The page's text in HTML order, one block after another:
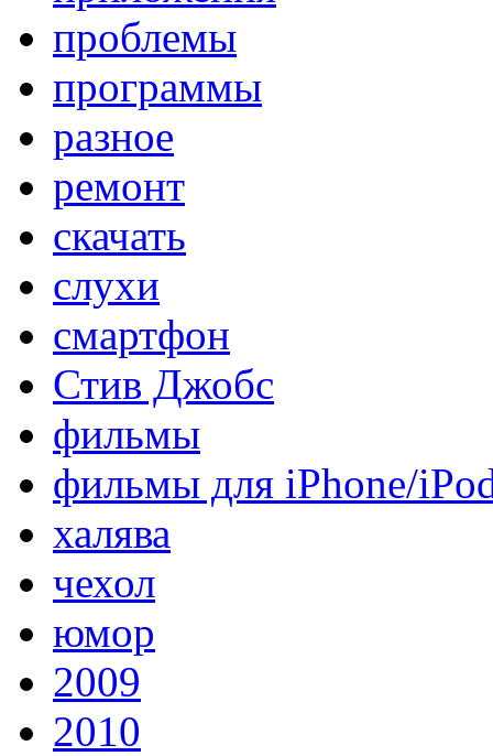
проблемы
программы
разное
ремонт
скачать
слухи
смартфон
Стив Джобс
фильмы
фильмы для iPhone/
халява
чехол
юмор
2009
2010